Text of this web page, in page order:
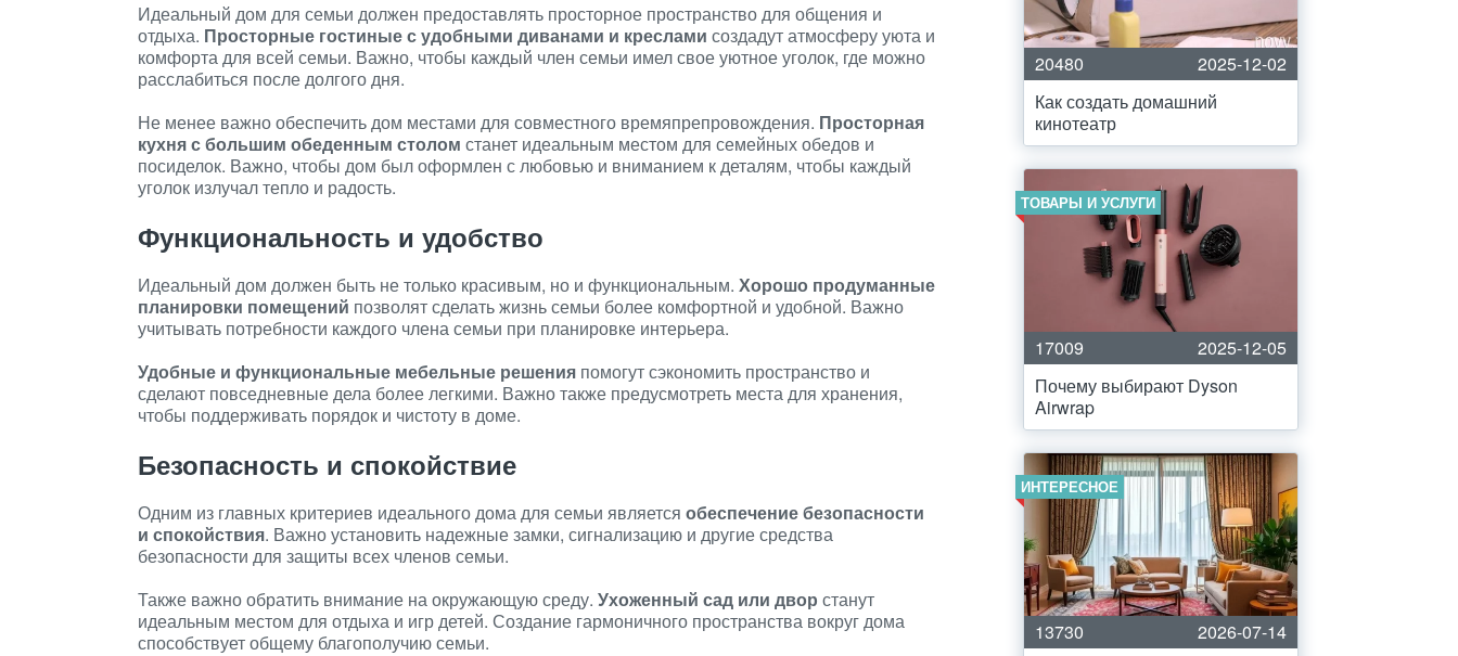
Идеальный дом для семьи должен предоставлять просторное пространство для общения и
отдыха. Просторные гостиные с удобными диванами и креслами создадут атмосферу уюта и
комфорта для всей семьи. Важно, чтобы каждый член семьи имел свое уютное уголок, где можно
расслабиться после долгого дня.
Не менее важно обеспечить дом местами для совместного времяпрепровождения. Просторная
кухня с большим обеденным столом станет идеальным местом для семейных обедов и
посиделок. Важно, чтобы дом был оформлен с любовью и вниманием к деталям, чтобы каждый
уголок излучал тепло и радость.
Функциональность и удобство
Идеальный дом должен быть не только красивым, но и функциональным. Хорошо продуманные
планировки помещений позволят сделать жизнь семьи более комфортной и удобной. Важно
учитывать потребности каждого члена семьи при планировке интерьера.
Удобные и функциональные мебельные решения помогут сэкономить пространство и
сделают повседневные дела более легкими. Важно также предусмотреть места для хранения,
чтобы поддерживать порядок и чистоту в доме.
Безопасность и спокойствие
Одним из главных критериев идеального дома для семьи является обеспечение безопасности
и спокойствия. Важно установить надежные замки, сигнализацию и другие средства
безопасности для защиты всех членов семьи.
Также важно обратить внимание на окружающую среду. Ухоженный сад или двор станут
идеальным местом для отдыха и игр детей. Создание гармоничного пространства вокруг дома
способствует общему благополучию семьи.
20480
2025-12-02
Как создать домашний
кинотеатр
ТОВАРЫ И УСЛУГИ
17009
2025-12-05
Почему выбирают Dyson
Airwrap
ИНТЕРЕСНОЕ
13730
2026-07-14